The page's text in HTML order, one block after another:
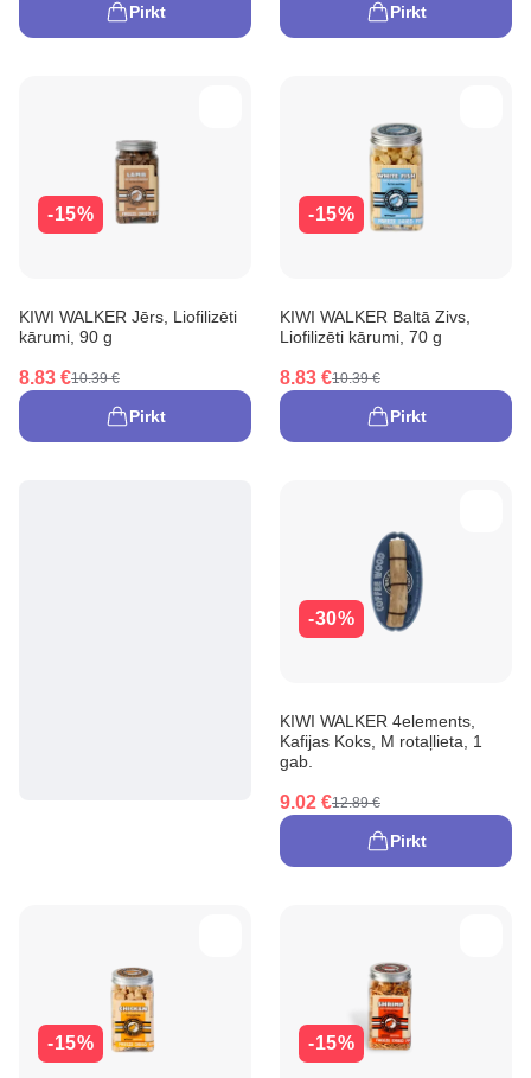
Pirkt Pirkt
-15%
KIWI WALKER Jērs, Liofilizēti
kārumi, 90 g
8.83 €10.39 €
Pirkt
-15%
KIWI WALKER Baltā Zivs,
Liofilizēti kārumi, 70 g
8.83 €10.39 €
Pirkt
-30%
KIWI WALKER 4elements,
Kafijas Koks, M rotaļlieta, 1
gab.
9.02 €12.89 €
Pirkt
-15% -15%